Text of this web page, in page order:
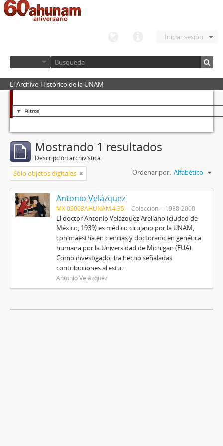
Iniciar sesión
El Archivo Histórico de la UNAM
Filtros
Mostrando 1 resultados
Descripción archivística
Sólo objetos digitales Ordenar por: Alfabético
Antonio Velázquez
MX 09003AHUNAM 4.35 Colección 1988-2000
El doctor Antonio Velázquez Arellano (ciudad de
México, 1939) es médico cirujano por la UNAM,
con maestría en ciencias y doctorado en genética
humana por la Universidad de Michigan (EUA).
Como investigador ha hecho señaladas
contribuciones al estu...
Antonio Velázquez